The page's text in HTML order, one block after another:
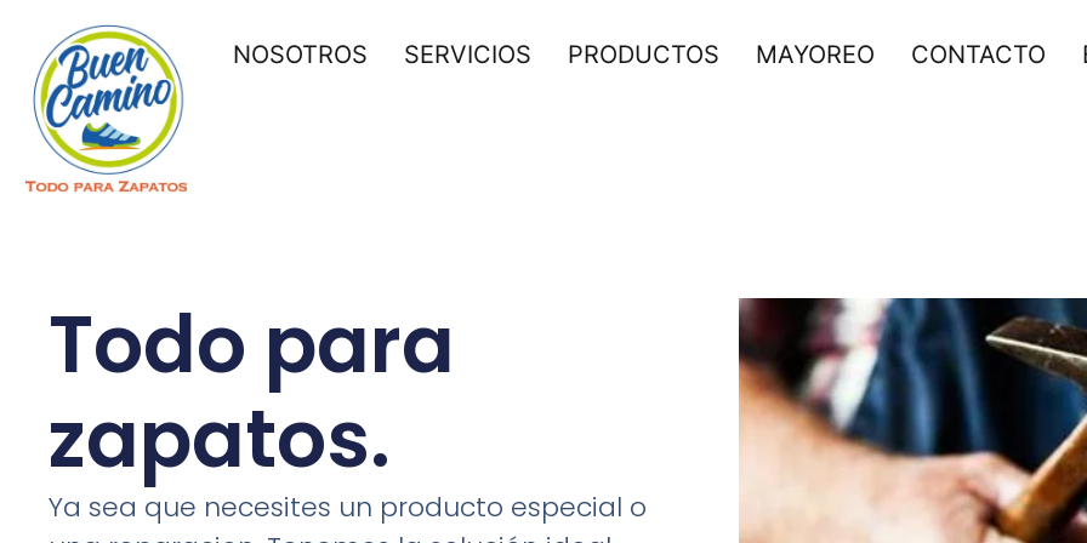
NOSOTROS SERVICIOS PRODUCTOS MAYOREO CONTACTO
Todo para
zapatos.
Ya sea que necesites un producto especial o